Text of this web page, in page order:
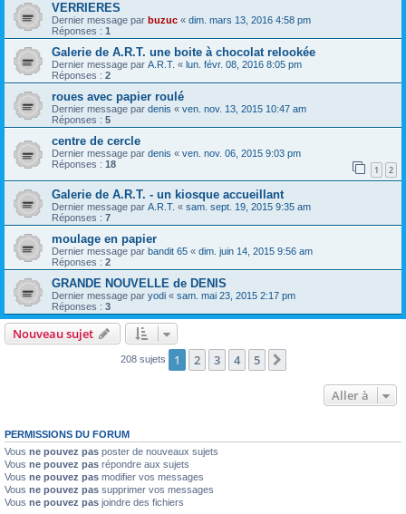
VERRIERES
Dernier message par buzuc « dim. mars 13, 2016 4:58 pm
Réponses : 1
Galerie de A.R.T. une boite à chocolat relookée
Dernier message par A.R.T. « lun. févr. 08, 2016 8:05 pm
Réponses : 2
roues avec papier roulé
Dernier message par denis « ven. nov. 13, 2015 10:47 am
Réponses : 5
centre de cercle
Dernier message par denis « ven. nov. 06, 2015 9:03 pm
Réponses : 18 1 2
Galerie de A.R.T. - un kiosque accueillant
Dernier message par A.R.T. « sam. sept. 19, 2015 9:35 am
Réponses : 7
moulage en papier
Dernier message par bandit 65 « dim. juin 14, 2015 9:56 am
Réponses : 2
GRANDE NOUVELLE de DENIS
Dernier message par yodi « sam. mai 23, 2015 2:17 pm
Réponses : 3
Nouveau sujet
208 sujets 1 2 3 4 5
Aller à
PERMISSIONS DU FORUM
Vous ne pouvez pas poster de nouveaux sujets
Vous ne pouvez pas répondre aux sujets
Vous ne pouvez pas modifier vos messages
Vous ne pouvez pas supprimer vos messages
Vous ne pouvez pas joindre des fichiers